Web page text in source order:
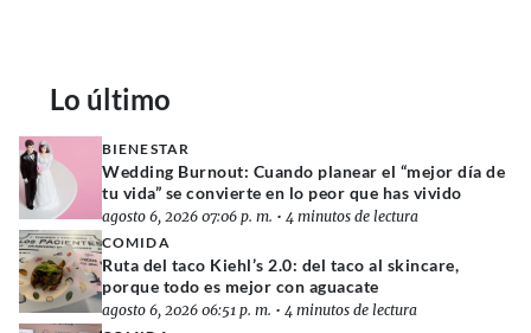
Lo último
BIENESTAR
Wedding Burnout: Cuando planear el “mejor día de
tu vida” se convierte en lo peor que has vivido
agosto 6, 2026 07:06 p. m. • 4 minutos de lectura
COMIDA
Ruta del taco Kiehl’s 2.0: del taco al skincare,
porque todo es mejor con aguacate
agosto 6, 2026 06:51 p. m. • 4 minutos de lectura